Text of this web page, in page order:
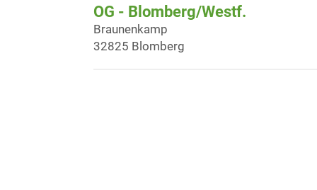
OG - Blomberg/Westf.
Braunenkamp
32825 Blomberg